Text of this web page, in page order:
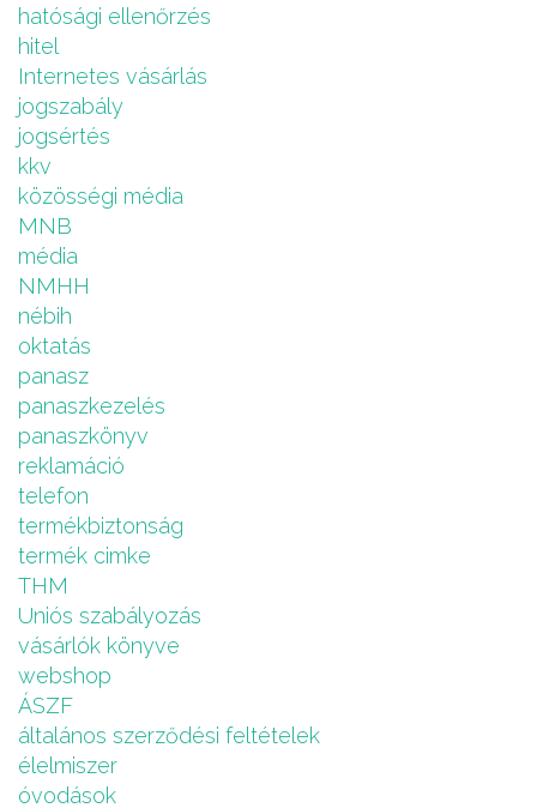
hatósági ellenőrzés
hitel
Internetes vásárlás
jogszabály
jogsértés
kkv
közösségi média
MNB
média
NMHH
nébih
oktatás
panasz
panaszkezelés
panaszkönyv
reklamáció
telefon
termékbiztonság
termék cimke
THM
Uniós szabályozás
vásárlók könyve
webshop
ÁSZF
általános szerződési feltételek
élelmiszer
óvodások